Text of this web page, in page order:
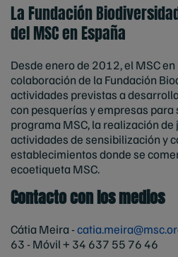
La Fundación
del MSC en España
Desde enero de 2012, el MSC
colaboración de la Fundación
actividades previstas a
con pesquerías y empresas para
programa MSC, la realización
actividades de sensibilización y
establecimientos donde se
ecoetiqueta MSC.
Contacto con los medios
Cátia Meira -
63 - Móvil + 34 637 55 76 46